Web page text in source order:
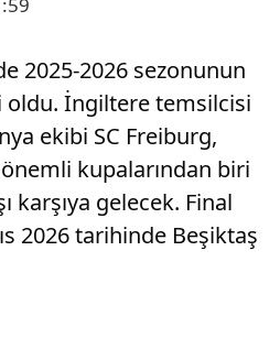
2025-2026 sezonunun
oldu. İngiltere temsilcisi
ekibi SC Freiburg,
kupalarından biri
karşıya gelecek. Final
2026 tarihinde Beşiktaş